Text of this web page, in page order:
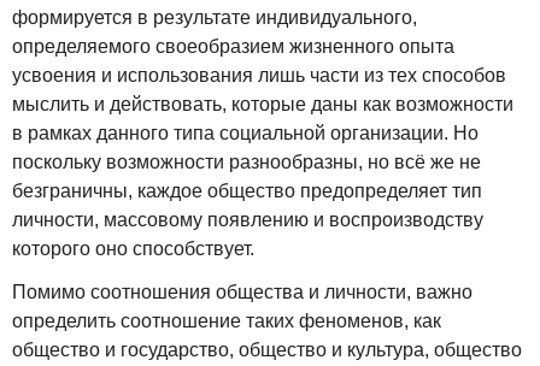
формируется в результате индивидуального,
определяемого своеобразием жизненного опыта
усвоения и использования лишь части из тех способов
мыслить и действовать, которые даны как возможности
в рамках данного типа социальной организации. Но
поскольку возможности разнообразны, но всё же не
безграничны, каждое общество предопределяет тип
личности, массовому появлению и воспроизводству
которого оно способствует.
Помимо соотношения общества и личности, важно
определить соотношение таких феноменов, как
общество и государство, общество и культура, общество